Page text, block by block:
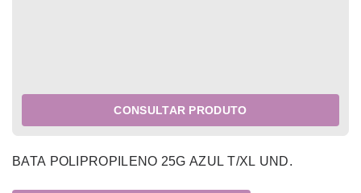
CONSULTAR PRODUTO
BATA POLIPROPILENO 25G AZUL T/XL UND.